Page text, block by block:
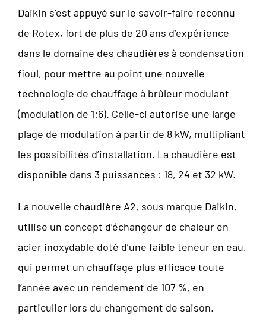
Daikin s’est appuyé sur le savoir-faire reconnu
de Rotex, fort de plus de 20 ans d’expérience
dans le domaine des chaudières à condensation
fioul, pour mettre au point une nouvelle
technologie de chauffage à brûleur modulant
(modulation de 1:6). Celle-ci autorise une large
plage de modulation à partir de 8 kW, multipliant
les possibilités d’installation. La chaudière est
disponible dans 3 puissances : 18, 24 et 32 kW.
La nouvelle chaudière A2, sous marque Daikin,
utilise un concept d’échangeur de chaleur en
acier inoxydable doté d’une faible teneur en eau,
qui permet un chauffage plus efficace toute
l’année avec un rendement de 107 %, en
particulier lors du changement de saison.